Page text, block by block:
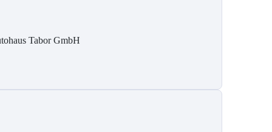
Tabor GmbH